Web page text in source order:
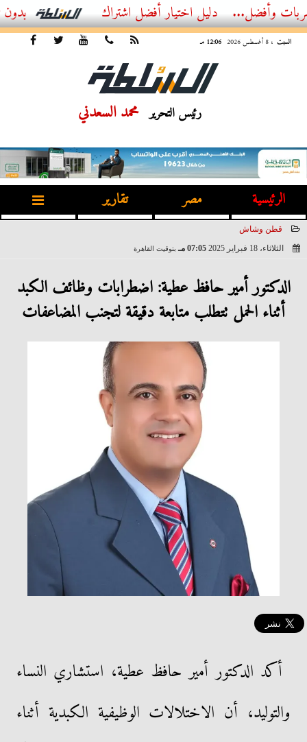
أفضل اشتراك IPTV بدون تقطيع 2026 – دليل المشاهد العصري
السبت ، 8 أغسطس 2026 12:06 مـ
رئيس التحرير محمد السعدني
الرئيسية مصر تقارير
قطن وشاش
الثلاثاء، 18 فبراير 2025
07:05 مـ بتوقيت القاهرة
الدكتور أمير حافظ عطية: اضطرابات وظائف الكبد
أثناء الحمل تتطلب متابعة دقيقة لتجنب المضاعفات
أكد الدكتور أمير حافظ عطية، استشاري النساء
والتوليد، أن الاختلالات الوظيفية الكبدية أثناء